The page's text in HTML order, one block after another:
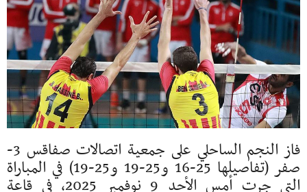
فاز النجم الساحلي على جمعية اتصالات صفاقس 3-
صفر (تفاصيلها 25-16 و25-19 و25-19) في المباراة
التي جرت أمس الأحد 9 نوفمبر 2025، في قاعة